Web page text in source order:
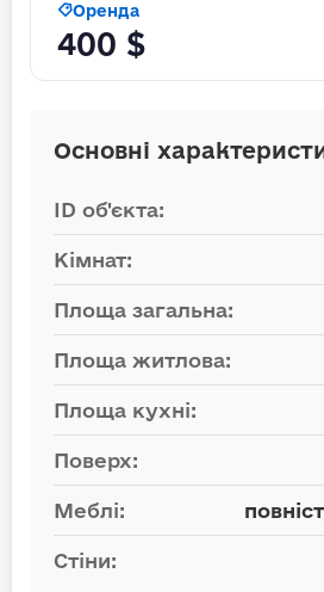
Оренда
400 $
Основні
ID об'єкта:
Кімнат:
Площа загальна:
Площа житлова:
Площа кухні:
Поверх:
Меблі:
Стіни: